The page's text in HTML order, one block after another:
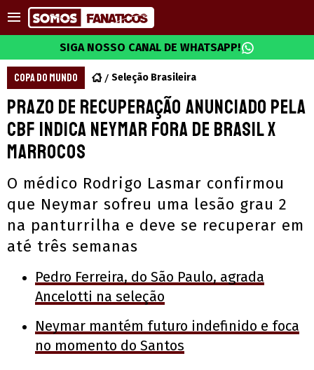
SIGA NOSSO CANAL DE WHATSAPP!
COPA DO MUNDO Seleção Brasileira
Prazo de recuperação anunciado pela
CBF indica Neymar fora de Brasil x
Marrocos
O médico Rodrigo Lasmar confirmou
que Neymar sofreu uma lesão grau 2
na panturrilha e deve se recuperar em
até três semanas
Pedro Ferreira, do São Paulo, agrada
Ancelotti na seleção
Neymar mantém futuro indefinido e foca
no momento do Santos